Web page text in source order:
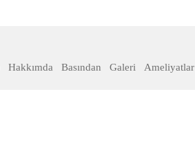
Hakkımda Basından Galeri Ameliyatlar